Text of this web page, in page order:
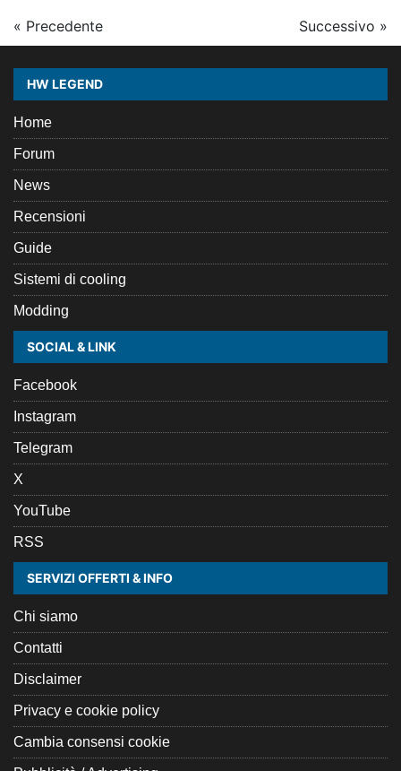
« Precedente Successivo »
HW LEGEND
Home
Forum
News
Recensioni
Guide
Sistemi di cooling
Modding
SOCIAL & LINK
Facebook
Instagram
Telegram
X
YouTube
RSS
SERVIZI OFFERTI & INFO
Chi siamo
Contatti
Disclaimer
Privacy e cookie policy
Cambia consensi cookie